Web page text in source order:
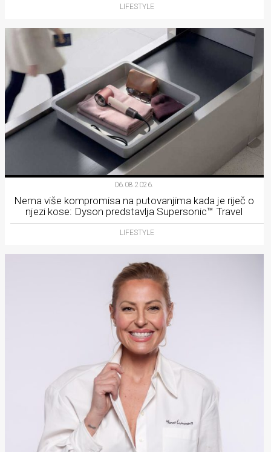
LIFESTYLE
06.08.2026.
Nema više kompromisa na putovanjima kada je riječ o
njezi kose: Dyson predstavlja Supersonic™ Travel
LIFESTYLE